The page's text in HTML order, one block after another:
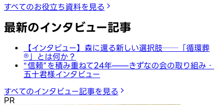
すべてのお役立ち資料を見る
最新のインタビュー記事
【インタビュー】森に還る新しい選択肢──「循環葬
®︎」とは何か？
“信頼”を積み重ねて24年——きずなの会の取り組み・
五十君様インタビュー
すべてのインタビュー記事を見る
PR